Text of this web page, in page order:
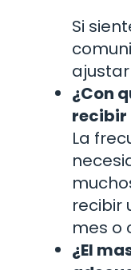
Si
¿Con
recibir
La
recibir
mes o
¿El